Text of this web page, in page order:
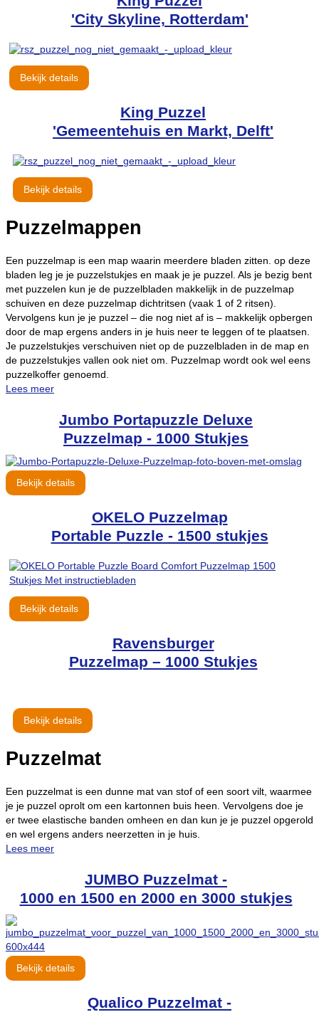
'City Skyline, Rotterdam'
Bekijk details
King Puzzel
'Gemeentehuis en Markt, Delft'
Bekijk details
Puzzelmappen
Een puzzelmap is een map waarin meerdere bladen zitten. op deze
bladen leg je je puzzelstukjes en maak je je puzzel. Als je bezig bent
met puzzelen kun je de puzzelbladen makkelijk in de puzzelmap
schuiven en deze puzzelmap dichtritsen (vaak 1 of 2 ritsen).
Vervolgens kun je je puzzel – die nog niet af is – makkelijk opbergen
door de map ergens anders in je huis neer te leggen of te plaatsen.
Je puzzelstukjes verschuiven niet op de puzzelbladen in de map en
de puzzelstukjes vallen ook niet om. Puzzelmap wordt ook wel eens
puzzelkoffer genoemd.
Lees meer
Jumbo Portapuzzle Deluxe
Puzzelmap - 1000 Stukjes
Bekijk details
OKELO Puzzelmap
Portable Puzzle - 1500 stukjes
Bekijk details
Ravensburger
Puzzelmap – 1000 Stukjes
Bekijk details
Puzzelmat
Een puzzelmat is een dunne mat van stof of een soort vilt, waarmee
je je puzzel oprolt om een kartonnen buis heen. Vervolgens doe je
er twee elastische banden omheen en dan kun je je puzzel opgerold
en wel ergens anders neerzetten in je huis.
Lees meer
JUMBO Puzzelmat -
1000 en 1500 en 2000 en 3000 stukjes
Bekijk details
Qualico Puzzelmat -